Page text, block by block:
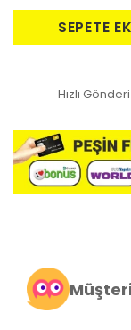
SEPETE
Hızlı Gönderi